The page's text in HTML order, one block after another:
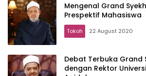
Mengenal Grand
Prespektif Mahasiswa
Tokoh 22 August 2020
Debat Terbuka Grand
dengan Rektor